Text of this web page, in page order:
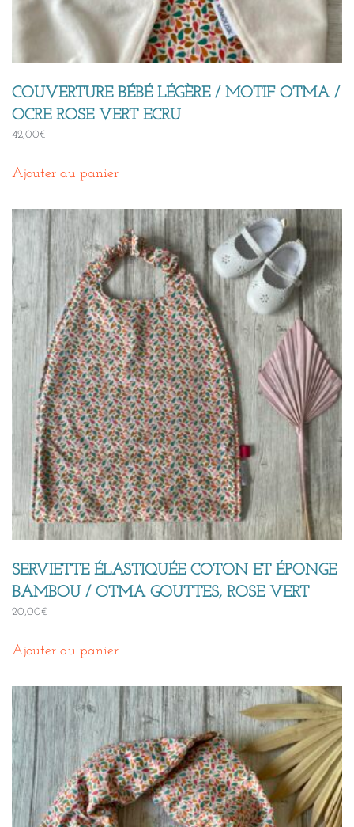
COUVERTURE BÉBÉ LÉGÈRE / MOTIF OTMA /
OCRE ROSE VERT ECRU
42,00€
Ajouter au panier
SERVIETTE ÉLASTIQUÉE COTON ET ÉPONGE
BAMBOU / OTMA GOUTTES, ROSE VERT
20,00€
Ajouter au panier